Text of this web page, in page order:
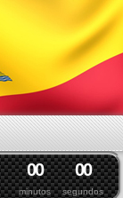
minutos
00
segundos
00